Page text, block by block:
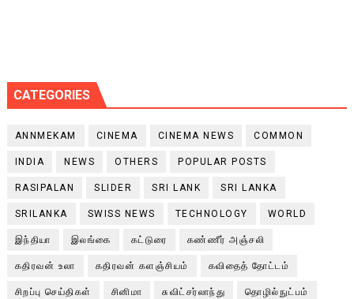
CATEGORIES
ANNMEKAM CINEMA CINEMA NEWS COMMON
INDIA NEWS OTHERS POPULAR POSTS
RASIPALAN SLIDER SRI LANK SRI LANKA
SRILANKA SWISS NEWS TECHNOLOGY WORLD
இந்தியா இலங்கை கட்டுரை கண்ணீர் அஞ்சலி
கதிரவன் உலா கதிரவன் களஞ்சியம் கவிதைத் தோட்டம்
சிறப்பு செய்திகள் சினிமா சுவிட்சர்லாந்து தொழில்நுட்பம்